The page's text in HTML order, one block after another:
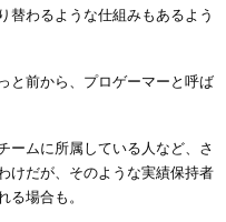
替わるような仕組みもあるよう
と前から、プロゲーマーと呼ば
ームに所属している人など、さ
けだが、そのような実績保持者
る場合も。